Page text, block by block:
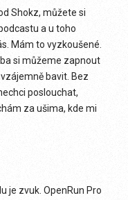
Shokz, můžete si
a u toho
Mám to vyzkoušené.
si můžeme zapnout
bavit. Bez
poslouchat,
za ušima, kde mi
je zvuk. OpenRun Pro